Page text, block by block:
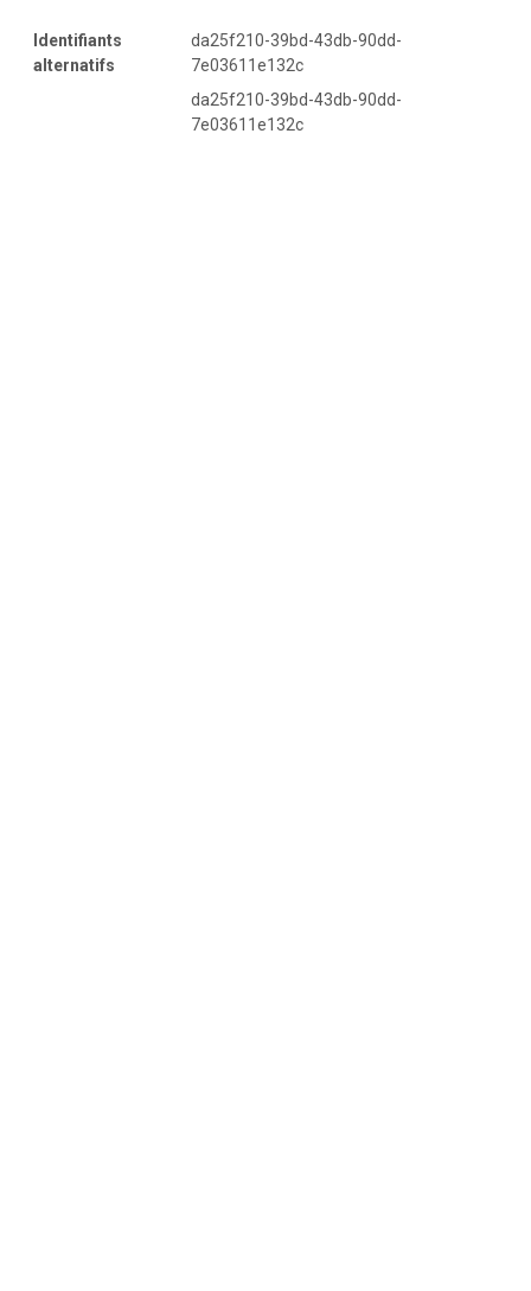
Identifiants
alternatifs
da25f210-39bd-43db-90dd-
7e03611e132c
da25f210-39bd-43db-90dd-
7e03611e132c